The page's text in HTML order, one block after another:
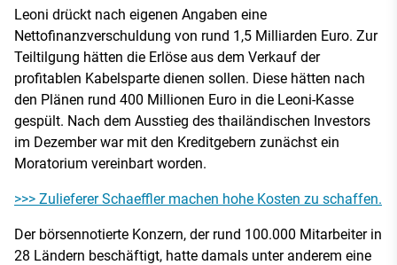
Leoni drückt nach eigenen Angaben eine
Nettofinanzverschuldung von rund 1,5 Milliarden Euro. Zur
Teiltilgung hätten die Erlöse aus dem Verkauf der
profitablen Kabelsparte dienen sollen. Diese hätten nach
den Plänen rund 400 Millionen Euro in die Leoni-Kasse
gespült. Nach dem Ausstieg des thailändischen Investors
im Dezember war mit den Kreditgebern zunächst ein
Moratorium vereinbart worden.
>>> Zulieferer Schaeffler machen hohe Kosten zu schaffen.
Der börsennotierte Konzern, der rund 100.000 Mitarbeiter in
28 Ländern beschäftigt, hatte damals unter anderem eine